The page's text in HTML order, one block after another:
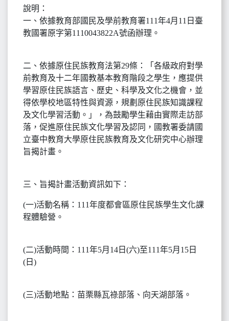
說明：
一、依據教育部國民及學前教育署111年4月11日臺
教國署原字第1110043822A號函辦理。
二、依據原住民族教育法第29條：「各級政府對學
前教育及十二年國教基本教育階段之學生，應提供
學習原住民族語言、歷史、科學及文化之機會，並
得依學校地區特性與資源，規劃原住民族知識課程
及文化學習活動。」，為鼓勵學生藉由實際走訪部
落，促進原住民族文化學習及認同，國教署委請國
立臺中教育大學原住民族教育及文化研究中心辦理
旨揭計畫。
三、旨揭計畫活動資訊如下：
(一)活動名稱：111年度都會區原住民族學生文化課
程體驗營。
(二)活動時間：111年5月14日(六)至111年5月15日
(日)
(三)活動地點：苗栗縣瓦祿部落、向天湖部落。